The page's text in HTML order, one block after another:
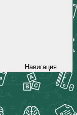
Навигация